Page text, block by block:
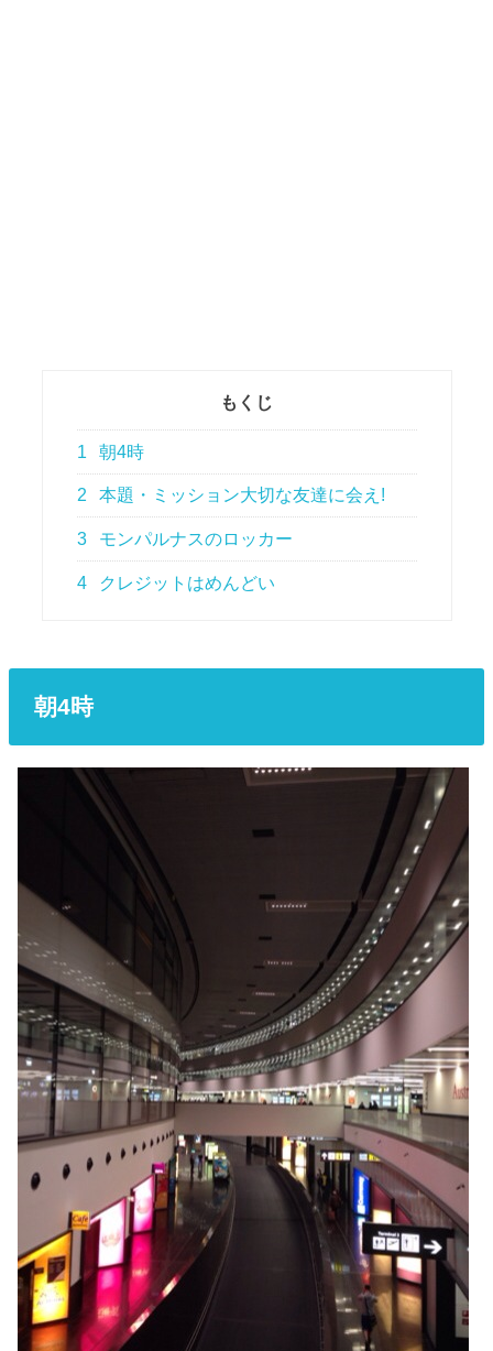
もくじ
1 朝4時
2 本題・ミッション大切な友達に会え!
3 モンパルナスのロッカー
4 クレジットはめんどい
朝4時